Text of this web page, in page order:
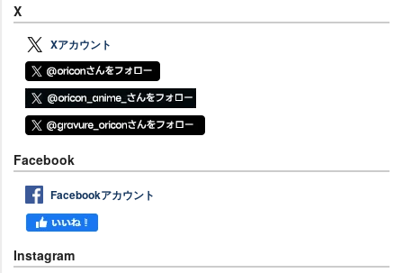
X
Xアカウント
Facebook
Facebookアカウント
Instagram